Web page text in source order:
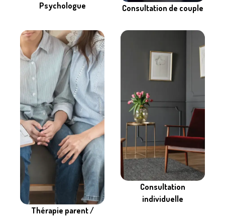
Psychologue Consultation de couple
Thérapie parent /
Consultation
individuelle